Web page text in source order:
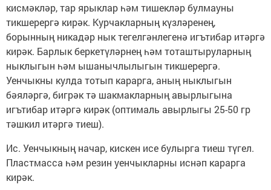
кисмәкләр, тар ярыклар һәм тишекләр булмауны
тикшерергә кирәк. Курчакларның күзләренең,
борынның никадәр нык тегелгәнлегенә игътибар итәргә
кирәк. Барлык беркетүләрнең һәм тоташтыруларның
ныклыгын һәм ышанычлылыгын тикшерергә.
Уенчыкны кулда тотып карарга, аның ныклыгын
бәяләргә, бигрәк тә шакмакларның авырлыгына
игътибар итәргә кирәк (оптималь авырлыгы 25-50 гр
тәшкил итәргә тиеш).
Ис. Уенчыкның начар, кискен исе булырга тиеш түгел.
Пластмасса һәм резин уенчыкларны иснәп карарга
кирәк.